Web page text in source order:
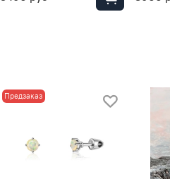
Предзаказ